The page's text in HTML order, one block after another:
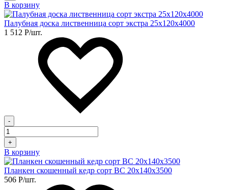
В корзину
Палубная доска лиственница сорт экстра 25х120х4000
1 512 Р/шт.
-
+
В корзину
Планкен скошенный кедр сорт BC 20х140х3500
506 Р/шт.